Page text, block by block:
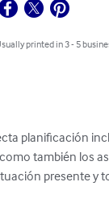
printed in 3 - 5
planificación
también los
presente y